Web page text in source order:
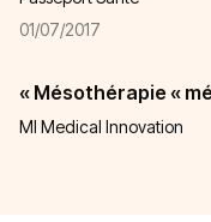
01/07/2017
« Mésothérapie «
MI Medical Innovation